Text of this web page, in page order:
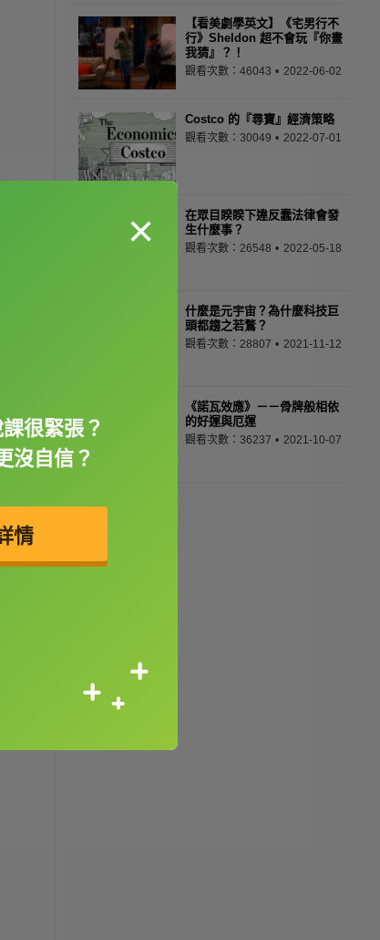
【看美劇學英文】《宅男行不
行》Sheldon 超不會玩『你畫
我猜』？！
觀看次數：46043 2022-06-02
Costco 的『尋寶』經濟策略
觀看次數：30049 2022-07-01
在眾目睽睽下違反蠢法律會發
生什麼事？
觀看次數：26548 2022-05-18
什麼是元宇宙？為什麼科技巨
頭都趨之若鶩？
觀看次數：28807 2021-11-12
《諾瓦效應》－－骨牌般相依
的好運與厄運
觀看次數：36237 2021-10-07
×
很緊張？
沒自信？
情